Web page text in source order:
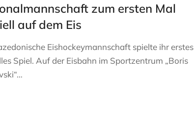
zum ersten Mal
auf dem Eis
Eishockeymannschaft spielte ihr erstes
Spiel. Auf der Eisbahn im Sportzentrum „Boris